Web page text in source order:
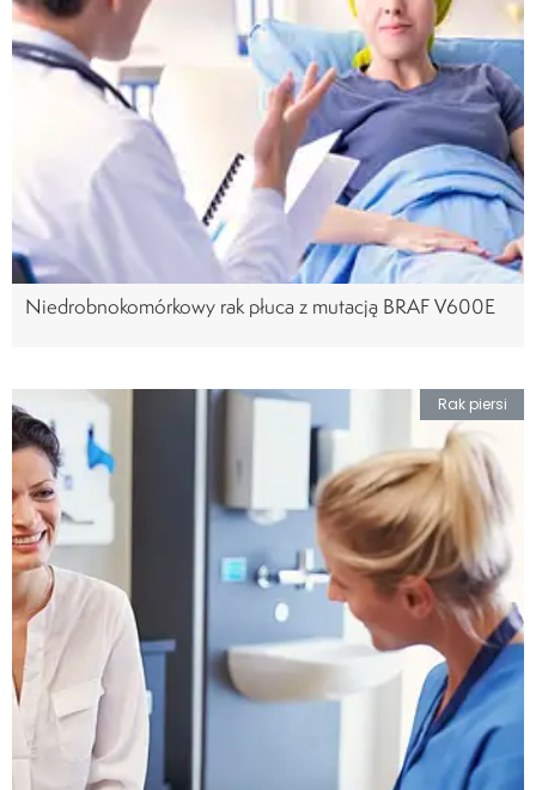
Niedrobnokomórkowy rak płuca z mutacją BRAF V600E
Rak piersi